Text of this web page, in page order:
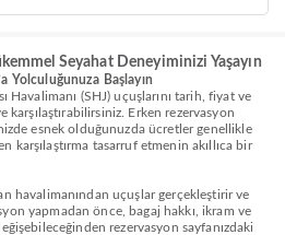
Seyahat Deneyiminizi Yaşayın
Yolculuğunuza Başlayın
Havalimanı (SHJ) uçuşlarını tarih, fiyat ve
Erken rezervasyon
esnek olduğunuzda ücretler genellikle
karşılaştırma tasarruf etmenin akıllıca bir
havalimanından uçuşlar gerçekleştirir ve
yapmadan önce, bagaj hakkı, ikram ve
rezervasyon sayfanızdaki